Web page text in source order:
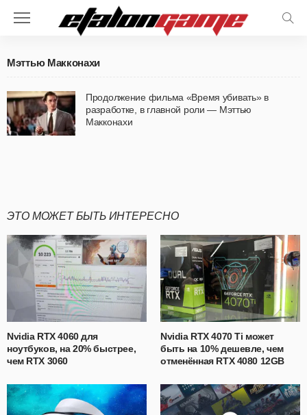
Мэттью Макконахи
Продолжение фильма «Время убивать» в
разработке, в главной роли — Мэттью
Макконахи
ЭТО МОЖЕТ БЫТЬ ИНТЕРЕСНО
Nvidia RTX 4060 для
ноутбуков, на 20% быстрее,
чем RTX 3060
Nvidia RTX 4070 Ti может
быть на 10% дешевле, чем
отменённая RTX 4080 12GB